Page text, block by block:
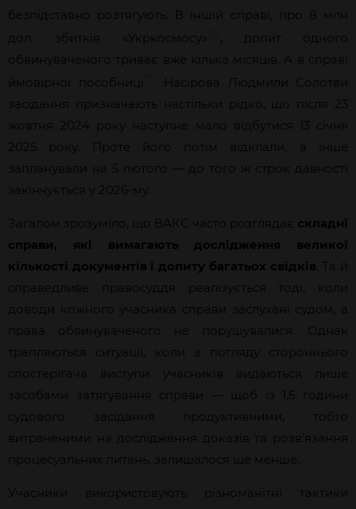
безпідставно розтягують. В іншій справі, про 8 млн
дол. збитків «Укркосмосу»
, допит одного
обвинуваченого триває вже кілька місяців. А в справі
ймовірної пособниці
Насірова Людмили Солотви
засідання призначають настільки рідко, що після 23
жовтня 2024 року наступне мало відбутися 13 січня
2025 року. Проте його потім відклали, а інше
запланували на 5 лютого — до того ж строк давності
закінчується у 2026-му.
Загалом зрозуміло, що ВАКС часто розглядає складні
справи, які вимагають дослідження великої
кількості документів і допиту багатьох свідків . Та й
справедливе правосуддя реалізується тоді, коли
доводи кожного учасника справи заслухані судом, а
права обвинуваченого не порушувалися. Однак
трапляються ситуації, коли з погляду стороннього
спостерігача виступи учасників видаються лише
засобами затягування справи — щоб із 1,5 години
судового засідання продуктивними, тобто
витраченими на дослідження доказів та розв’язання
процесуальних питань, залишалося ще менше.
Учасники використовують різноманітні тактики